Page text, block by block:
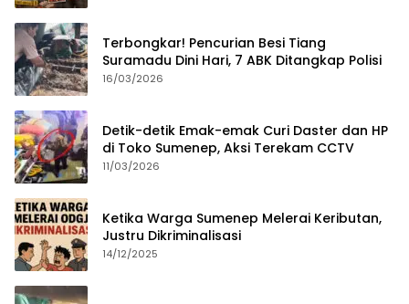
Terbongkar! Pencurian Besi Tiang
Suramadu Dini Hari, 7 ABK Ditangkap Polisi
16/03/2026
Detik-detik Emak-emak Curi Daster dan HP
di Toko Sumenep, Aksi Terekam CCTV
11/03/2026
Ketika Warga Sumenep Melerai Keributan,
Justru Dikriminalisasi
14/12/2025